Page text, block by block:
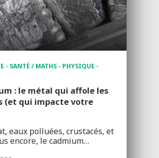
- SANTÉ / MATHS - PHYSIQUE -
: le métal qui affole les
(et qui impacte votre
eaux polluées, crustacés, et
encore, le cadmium…